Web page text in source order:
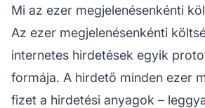
Mi az ezer megjelenésenkénti
Az ezer megjelenésenkénti
internetes hirdetések egyik
formája. A hirdető minden ezer
fizet a hirdetési anyagok –